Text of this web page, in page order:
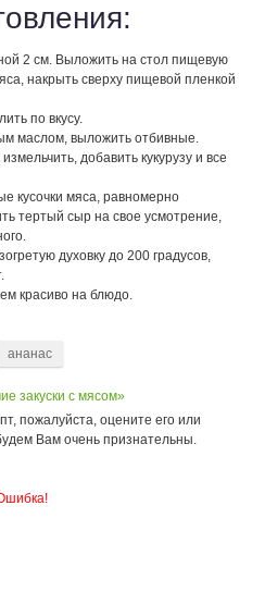
2 см. Выложить на стол пищевую
накрыть сверху пищевой пленкой
по вкусу.
маслом, выложить отбивные.
добавить кукурузу и все
кусочки мяса, равномерно
тертый сыр на свое усмотрение,
духовку до 200 градусов,
красиво на блюдо.
ананас
закуски с мясом»
пожалуйста, оцените его или
Вам очень признательны.